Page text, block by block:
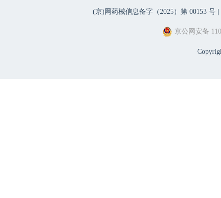
(京)网药械信息备字（2025）第 00153 号 |
京公网安备